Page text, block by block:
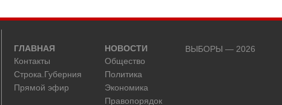
ГЛАВНАЯ
Контакты
Строка.Губерния
Прямой эфир
НОВОСТИ
Общество
Политика
Экономика
Правопорядок
ВЫБОРЫ — 2026